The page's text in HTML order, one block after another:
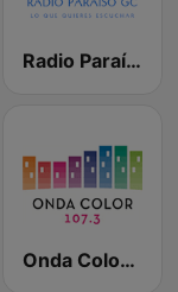
Radio Paraíso GC
Onda Color 107.3 FM